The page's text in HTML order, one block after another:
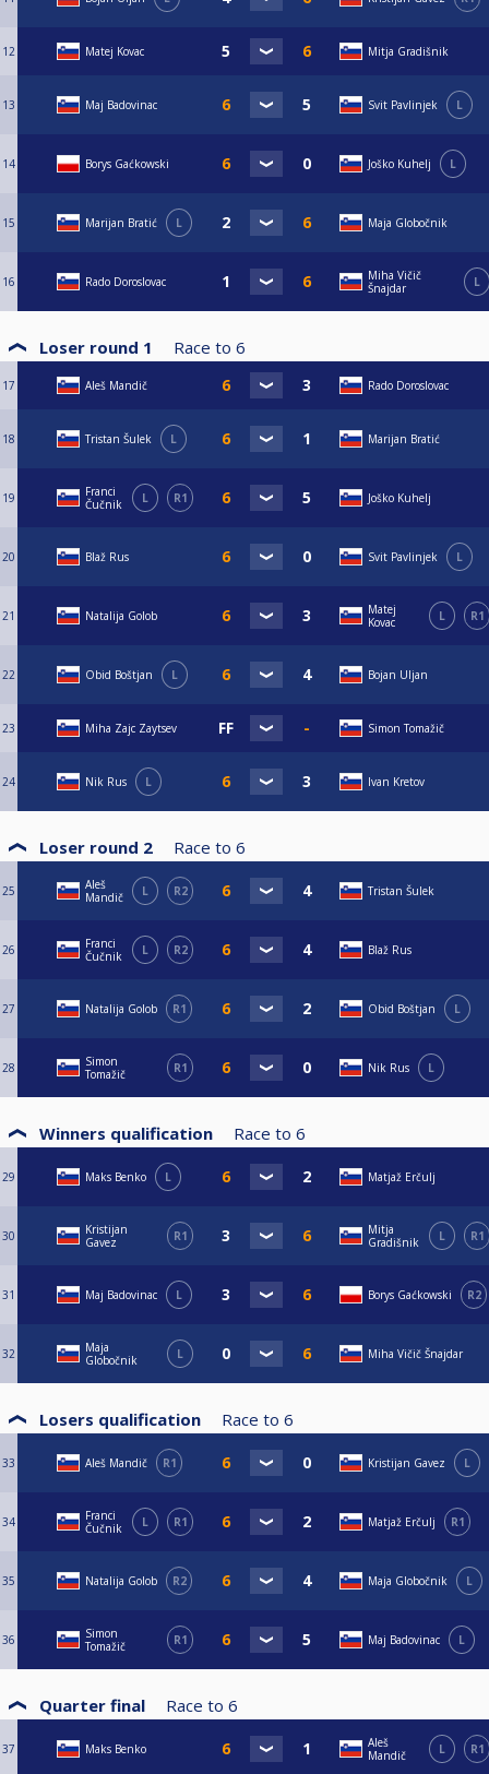
12 Matej Kovac Mitja Gradišnik
13 Maj Badovinac Svit Pavlinjek L
14 Borys Gaćkowski Joško Kuhelj L
15 Marijan Bratić L Maja Globočnik
16 Rado Doroslovac
Miha Vičič
Šnajdar
L
Loser round 1 Race to 6
17 Aleš Mandič Rado Doroslovac
18 Tristan Šulek L Marijan Bratić
19
Franci
Čučnik
L R1 Joško Kuhelj
20 Blaž Rus Svit Pavlinjek L
21 Natalija Golob
Matej
Kovac
L R1
22 Obid Boštjan L Bojan Uljan
23 Miha Zajc Zaytsev Simon Tomažič
24 Nik Rus L Ivan Kretov
Loser round 2 Race to 6
25
Aleš
Mandič
L R2 Tristan Šulek
26
Franci
Čučnik
L R2 Blaž Rus
27 Natalija Golob R1 Obid Boštjan L
28
Simon
Tomažič
R1 Nik Rus L
Winners qualification Race to 6
29 Maks Benko L Matjaž Erčulj
30
Kristijan
Gavez
R1
Mitja
Gradišnik
L R1
31 Maj Badovinac L Borys Gaćkowski R2
32
Maja
Globočnik
L Miha Vičič Šnajdar
Losers qualification Race to 6
33 Aleš Mandič R1 Kristijan Gavez L
34
Franci
Čučnik
L R1 Matjaž Erčulj R1
35 Natalija Golob R2 Maja Globočnik L
36
Simon
Tomažič
R1 Maj Badovinac L
Quarter final Race to 6
37 Maks Benko
Aleš
Mandič
L R1